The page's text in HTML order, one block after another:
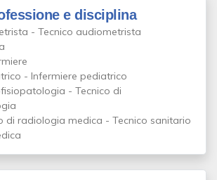
e disciplina
- Tecnico audiometrista
- Infermiere pediatrico
- Tecnico di
di radiologia medica - Tecnico sanitario